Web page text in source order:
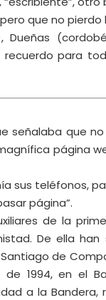
que no pierdo
Dueñas
recuerdo para
señalaba que
página
sus teléfonos,
página”.
de la
De ella han
de
1994, en el
a la Bandera,